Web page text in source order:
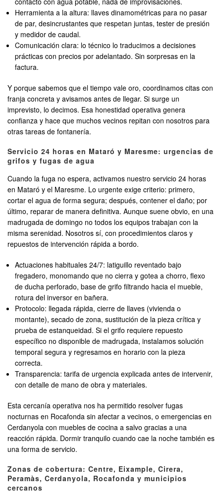
Herramienta a la altura: llaves dinamométricas para no pasar
de par, desincrustantes que respetan juntas, tester de presión
y medidor de caudal.
Comunicación clara: lo técnico lo traducimos a decisiones
prácticas con precios por adelantado. Sin sorpresas en la
factura.
Y porque sabemos que el tiempo vale oro, coordinamos citas con
franja concreta y avisamos antes de llegar. Si surge un
imprevisto, lo decimos. Esa honestidad operativa genera
confianza y hace que muchos vecinos repitan con nosotros para
otras tareas de fontanería.
Servicio 24 horas en Mataró y Maresme: urgencias de
grifos y fugas de agua
Cuando la fuga no espera, activamos nuestro servicio 24 horas
en Mataró y el Maresme. Lo urgente exige criterio: primero,
cortar el agua de forma segura; después, contener el daño; por
último, reparar de manera definitiva. Aunque suene obvio, en una
madrugada de domingo no todos los equipos trabajan con la
misma serenidad. Nosotros sí, con procedimientos claros y
repuestos de intervención rápida a bordo.
Actuaciones habituales 24/7: latiguillo reventado bajo
fregadero, monomando que no cierra y gotea a chorro, flexo
de ducha perforado, base de grifo filtrando hacia el mueble,
rotura del inversor en bañera.
Protocolo: llegada rápida, cierre de llaves (vivienda o
montante), secado de zona, sustitución de la pieza crítica y
prueba de estanqueidad. Si el grifo requiere repuesto
específico no disponible de madrugada, instalamos solución
temporal segura y regresamos en horario con la pieza
correcta.
Transparencia: tarifa de urgencia explicada antes de intervenir,
con detalle de mano de obra y materiales.
Esta cercanía operativa nos ha permitido resolver fugas
nocturnas en Rocafonda sin afectar a vecinos, o emergencias en
Cerdanyola con muebles de cocina a salvo gracias a una
reacción rápida. Dormir tranquilo cuando cae la noche también es
una forma de servicio.
Zonas de cobertura: Centre, Eixample, Cirera,
Peramàs, Cerdanyola, Rocafonda y municipios
cercanos